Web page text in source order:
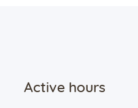
Active hours